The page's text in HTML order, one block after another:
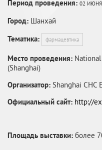
Период проведения: 02 ИЮНЯ
Город: Шанхай
Тематика:
фармацевтика
Место проведения:
(Shanghai)
Организатор: Shanghai CHC
Официальный сайт: http://
Площадь выставки: более